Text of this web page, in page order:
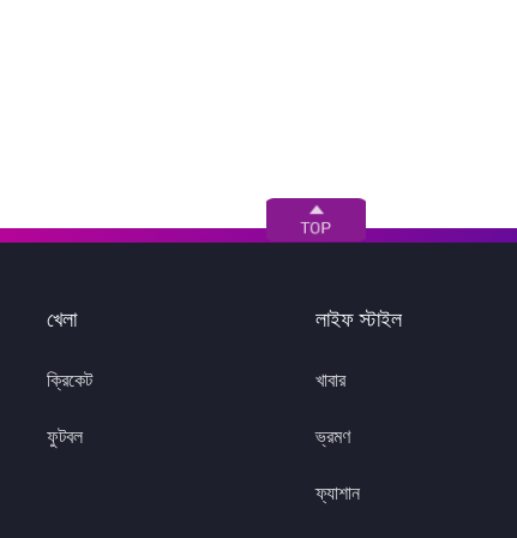
খেলা
ক্রিকেট
ফুটবল
লাইফ স্টাইল
খাবার
ভ্রমণ
ফ্যাশান